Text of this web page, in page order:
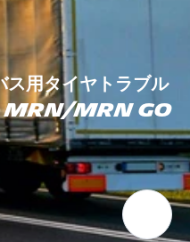
ス用タイヤトラブル
MRN/MRN GO